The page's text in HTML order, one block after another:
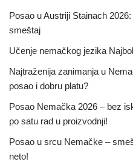
Posao u Austriji Stainach
smeštaj
Učenje nemačkog jezika
Najtraženija zanimanja u
posao i dobru platu?
Posao Nemačka 2026 – bez
po satu rad u proizvodnji!
Posao u srcu Nemačke –
neto!